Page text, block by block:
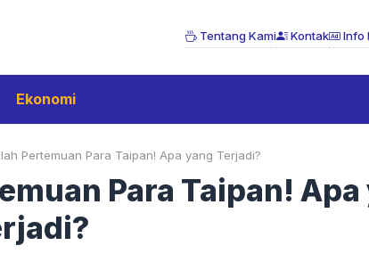
Tentang Kami Kontak Info
Ekonomi
Pertemuan Para Taipan! Apa yang Terjadi?
Para Taipan!